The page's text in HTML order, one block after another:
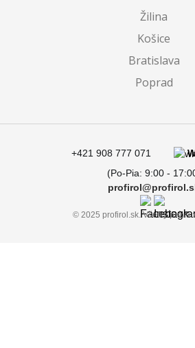
Žilina
Košice
Bratislava
Poprad
© 2025 profirol.sk. Všetky práva
+421 908 777 071
(Po-Pia: 9:00 -